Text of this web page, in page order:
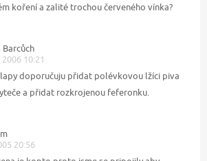
koření a zalité trochou červeného vínka?
Barcůch
2006 10:21
doporučuju přidat polévkovou lžíci piva
a přidat rozkrojenou feferonku.
20:56